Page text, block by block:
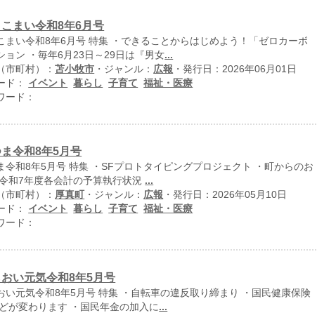
まい令和8年6月号
まい令和8年6月号 特集 ・できることからはじめよう！「ゼロカーボ
ョン ・毎年6月23日～29日は『男女...
市町村）：苫小牧市 ・ジャンル： 広報 ・発行日：2026年06月01日
ド： イベント 暮らし 子育て
福祉・医療
ード：
令和8年5月号
令和8年5月号 特集 ・SFプロトタイピングプロジェクト ・町からのお
和7年度各会計の予算執行状況 ...
市町村）： 厚真町 ・ジャンル： 広報 ・発行日：2026年05月10日
ド： イベント 暮らし 子育て
福祉・医療
ード：
い元気令和8年5月号
い元気令和8年5月号 特集 ・自転車の違反取り締まり ・国民健康保険
が変わります ・国民年金の加入に ...